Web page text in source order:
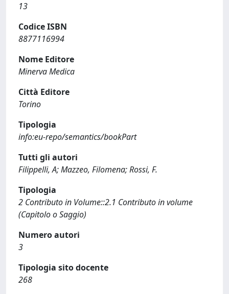
13
Codice ISBN
8877116994
Nome Editore
Minerva Medica
Città Editore
Torino
Tipologia
info:eu-repo/semantics/bookPart
Tutti gli autori
Filippelli, A; Mazzeo, Filomena; Rossi, F.
Tipologia
2 Contributo in Volume::2.1 Contributo in volume
(Capitolo o Saggio)
Numero autori
3
Tipologia sito docente
268